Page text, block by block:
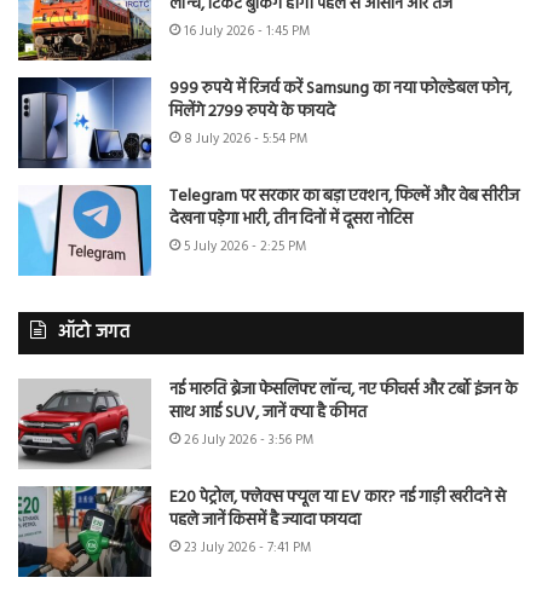
16 July 2026 - 1:45 PM
999 रुपये में रिजर्व करें Samsung का नया फोल्डेबल फोन,
मिलेंगे 2799 रुपये के फायदे
8 July 2026 - 5:54 PM
Telegram पर सरकार का बड़ा एक्शन, फिल्में और वेब सीरीज
देखना पड़ेगा भारी, तीन दिनों में दूसरा नोटिस
5 July 2026 - 2:25 PM
ऑटो जगत
नई मारुति ब्रेजा फेसलिफ्ट लॉन्च, नए फीचर्स और टर्बो इंजन के
साथ आई SUV, जानें क्या है कीमत
26 July 2026 - 3:56 PM
E20 पेट्रोल, फ्लेक्स फ्यूल या EV कार? नई गाड़ी खरीदने से
पहले जानें किसमें है ज्यादा फायदा
23 July 2026 - 7:41 PM